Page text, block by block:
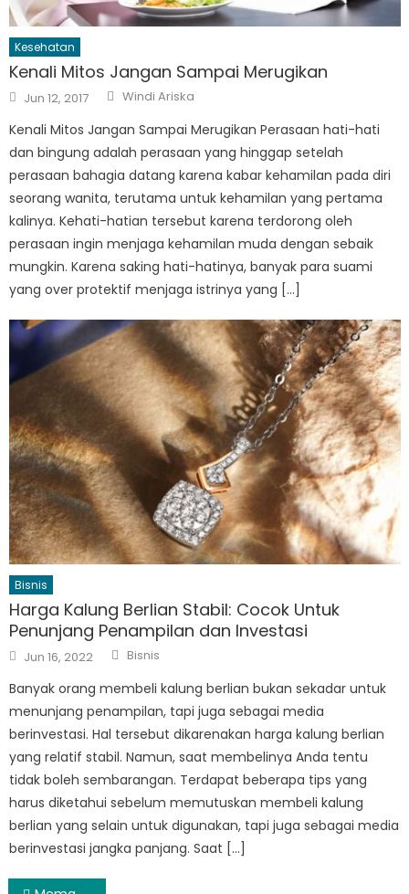
Kesehatan
Kenali Mitos Jangan Sampai Merugikan
Posted
on
Jun 12, 2017 Author
Windi Ariska
Kenali Mitos Jangan Sampai Merugikan Perasaan hati-hati
dan bingung adalah perasaan yang hinggap setelah
perasaan bahagia datang karena kabar kehamilan pada diri
seorang wanita, terutama untuk kehamilan yang pertama
kalinya. Kehati-hatian tersebut karena terdorong oleh
perasaan ingin menjaga kehamilan muda dengan sebaik
mungkin. Karena saking hati-hatinya, banyak para suami
yang over protektif menjaga istrinya yang […]
Bisnis
Harga Kalung Berlian Stabil: Cocok Untuk
Penunjang Penampilan dan Investasi
Posted
on
Jun 16, 2022 Author
Bisnis
Banyak orang membeli kalung berlian bukan sekadar untuk
menunjang penampilan, tapi juga sebagai media
berinvestasi. Hal tersebut dikarenakan harga kalung berlian
yang relatif stabil. Namun, saat membelinya Anda tentu
tidak boleh sembarangan. Terdapat beberapa tips yang
harus diketahui sebelum memutuskan membeli kalung
berlian yang selain untuk digunakan, tapi juga sebagai media
berinvestasi jangka panjang. Saat […]